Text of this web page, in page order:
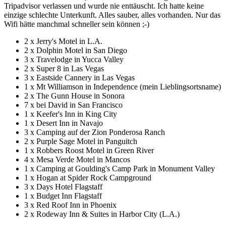
Tripadvisor verlassen und wurde nie enttäuscht. Ich hatte keine
einzige schlechte Unterkunft. Alles sauber, alles vorhanden. Nur das
Wifi hätte manchmal schneller sein können ;-)
2 x Jerry's Motel in L.A.
2 x Dolphin Motel in San Diego
3 x Travelodge in Yucca Valley
2 x Super 8 in Las Vegas
3 x Eastside Cannery in Las Vegas
1 x Mt Williamson in Independence (mein Lieblingsortsname)
2 x The Gunn House in Sonora
7 x bei David in San Francisco
1 x Keefer's Inn in King City
1 x Desert Inn in Navajo
3 x Camping auf der Zion Ponderosa Ranch
2 x Purple Sage Motel in Panguitch
1 x Robbers Roost Motel in Green River
4 x Mesa Verde Motel in Mancos
1 x Camping at Goulding's Camp Park in Monument Valley
1 x Hogan at Spider Rock Campground
3 x Days Hotel Flagstaff
1 x Budget Inn Flagstaff
3 x Red Roof Inn in Phoenix
2 x Rodeway Inn & Suites in Harbor City (L.A.)